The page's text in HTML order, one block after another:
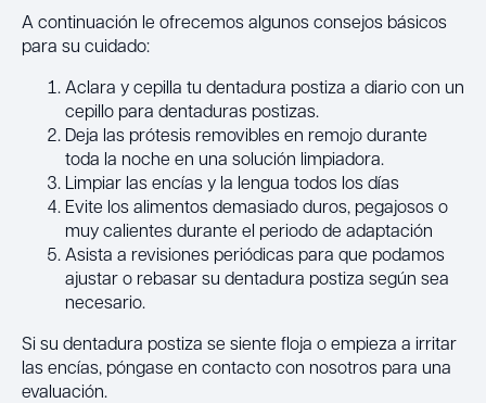
A continuación le ofrecemos algunos consejos básicos
para su cuidado:
Aclara y cepilla tu dentadura postiza a diario con un
cepillo para dentaduras postizas.
Deja las prótesis removibles en remojo durante
toda la noche en una solución limpiadora.
Limpiar las encías y la lengua todos los días
Evite los alimentos demasiado duros, pegajosos o
muy calientes durante el periodo de adaptación
Asista a revisiones periódicas para que podamos
ajustar o rebasar su dentadura postiza según sea
necesario.
Si su dentadura postiza se siente floja o empieza a irritar
las encías, póngase en contacto con nosotros para una
evaluación.